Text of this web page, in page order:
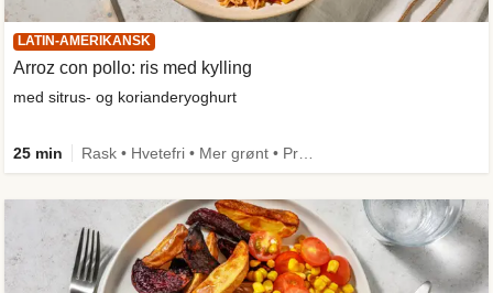
LATIN-AMERIKANSK
Arroz con pollo: ris med kylling
med sitrus- og korianderyoghurt
25 min